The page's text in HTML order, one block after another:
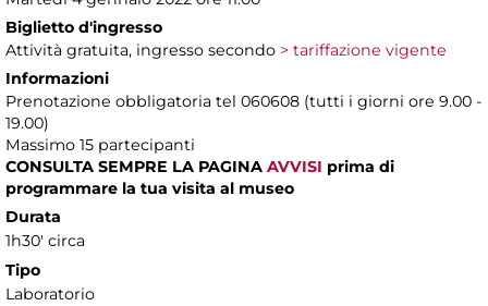
Biglietto d'ingresso
Attività gratuita, ingresso secondo > tariffazione vigente
Informazioni
Prenotazione obbligatoria tel 060608 (tutti i giorni ore 9.00 -
19.00)
Massimo 15 partecipanti
CONSULTA SEMPRE LA PAGINA AVVISI prima di
programmare la tua visita al museo
Durata
1h30' circa
Tipo
Laboratorio